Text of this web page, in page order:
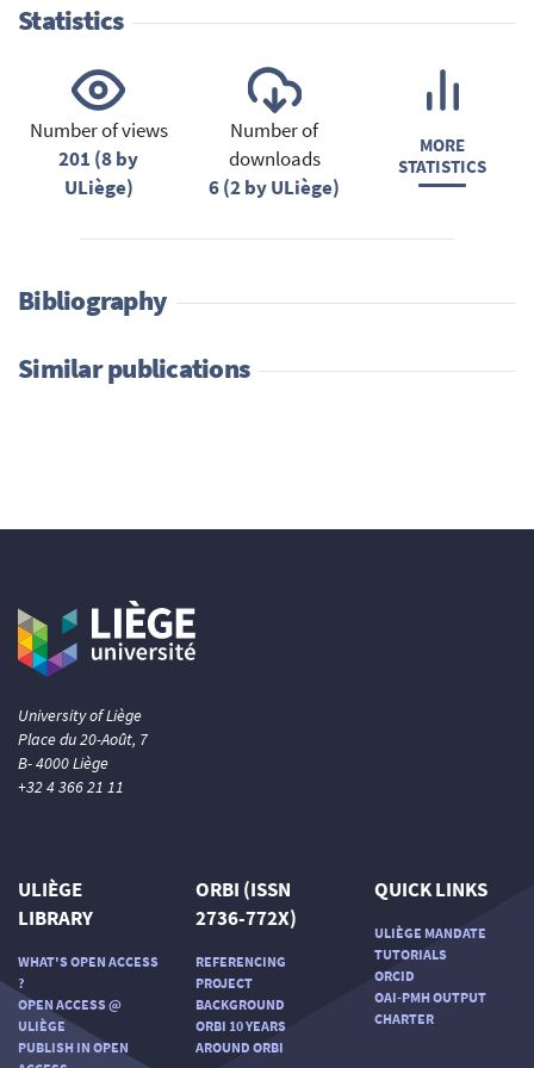
Statistics
Number of views
201 (8 by
ULiège)
Number of
downloads
6 (2 by ULiège)
MORE
STATISTICS
Bibliography
Similar publications
University of Liège
Place du 20-Août, 7
B- 4000 Liège
+32 4 366 21 11
ULIÈGE
LIBRARY
WHAT'S OPEN ACCESS
?
OPEN ACCESS @
ULIÈGE
PUBLISH IN OPEN
ORBI (ISSN
2736-772X)
REFERENCING
PROJECT
BACKGROUND
ORBI 10 YEARS
AROUND ORBI
QUICK LINKS
ULIÈGE MANDATE
TUTORIALS
ORCID
OAI-PMH OUTPUT
CHARTER